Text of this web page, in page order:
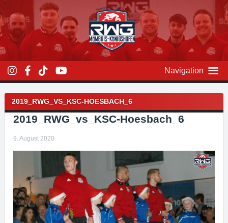
Inhalt
überspringen
Navigation
2019_RWG_VS_KSC-HOESBACH_6
2019_RWG_vs_KSC-Hoesbach_6
9. August 2020
Beitragsnavigation